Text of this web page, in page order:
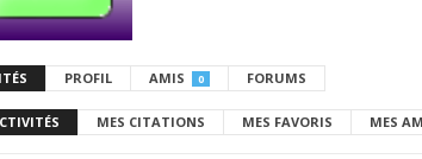
PROFIL AMIS 0 FORUMS
MES CITATIONS MES FAVORIS MES